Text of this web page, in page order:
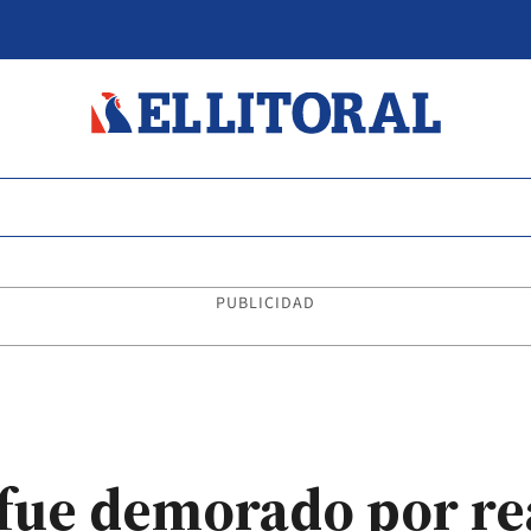
PUBLICIDAD
demorado por